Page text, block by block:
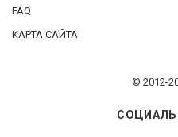
FAQ
КАРТА САЙТА
© 2012-